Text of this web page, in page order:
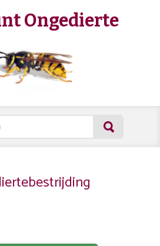
Ongedierte